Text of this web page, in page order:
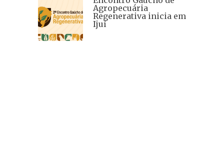
Agropecuária
Regenerativa inicia em
Ijuí